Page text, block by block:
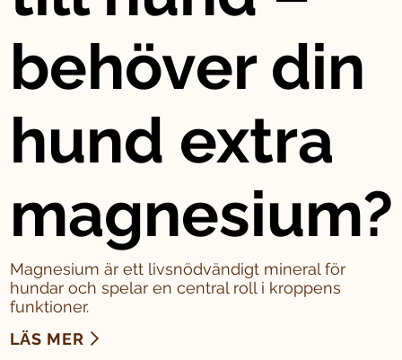
behöver din
hund extra
magnesium?
Magnesium är ett livsnödvändigt mineral för
hundar och spelar en central roll i kroppens
funktioner.
LÄS MER